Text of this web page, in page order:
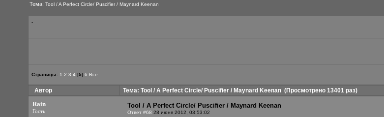
Тема: Tool / A Perfect Circle/ Puscifier / Maynard Keenan
-
Страницы: 1 2 3 4 [5] 6 Все
Автор Тема: Tool / A Perfect Circle/ Puscifier / Maynard Keenan (Просмотрено 13401 раз)
Rain
Гость
Tool / A Perfect Circle/ Puscifier / Maynard Keenan
Ответ #68 28 июня 2012, 03:53:02